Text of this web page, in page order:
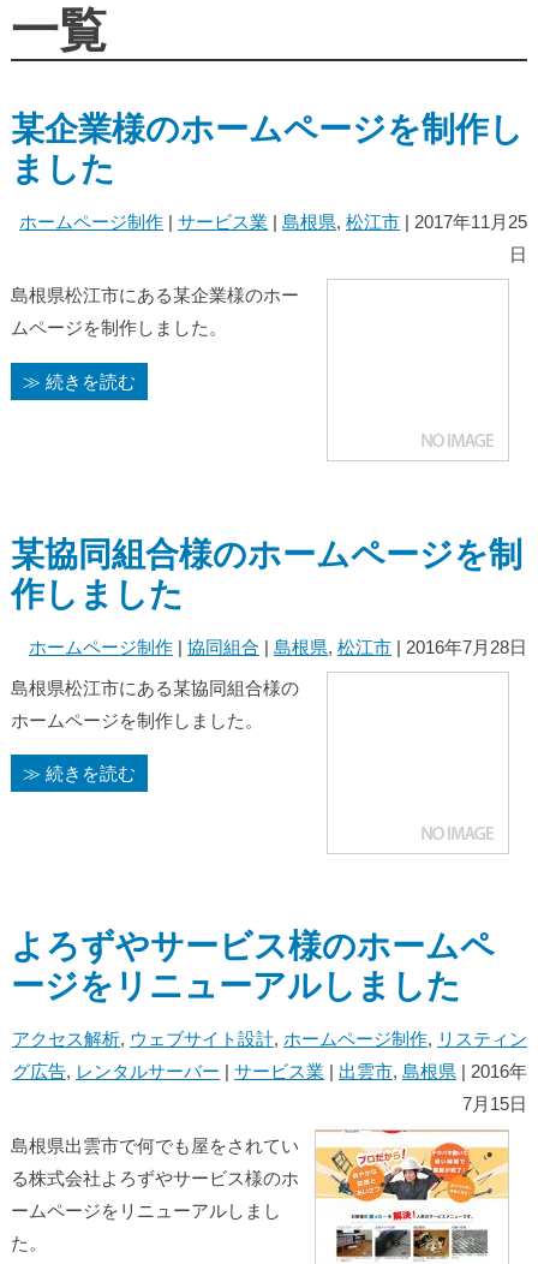
一覧
某企業様のホームページを制作し
ました
ホームページ制作 |サービス業 |島根県,松江市 | 2017年11月25
日
島根県松江市にある某企業様のホー
ムページを制作しました。
≫ 続きを読む
某協同組合様のホームページを制
作しました
ホームページ制作 |協同組合 |島根県,松江市 | 2016年7月28日
島根県松江市にある某協同組合様の
ホームページを制作しました。
≫ 続きを読む
よろずやサービス様のホームペ
ージをリニューアルしました
アクセス解析, ウェブサイト設計, ホームページ制作, リスティン
グ広告, レンタルサーバー |サービス業 | 出雲市,島根県 | 2016年
7月15日
島根県出雲市で何でも屋をされてい
る株式会社よろずやサービス様のホ
ームページをリニューアルしまし
た。